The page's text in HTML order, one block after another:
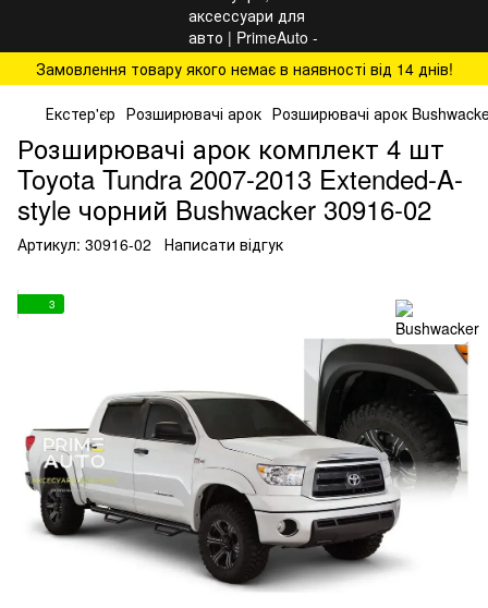
Замовлення товару якого немає в наявності від 14 днів!
Екстер'єр Розширювачі арок Розширювачі арок
Розширювачі арок комплект 4 шт
Toyota Tundra 2007-2013 Extended-A-
style чорний Bushwacker 30916-02
Артикул: 30916-02 Написати відгук
3